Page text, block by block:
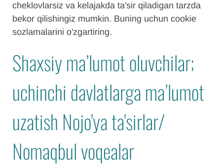
cheklovlarsiz va kelajakda ta'sir qiladigan tarzda
bekor qilishingiz mumkin. Buning uchun cookie
sozlamalarini o'zgartiring.
Shaxsiy ma’lumot oluvchilar;
uchinchi davlatlarga ma’lumot
uzatish Nojo'ya ta'sirlar/
Nomaqbul voqealar